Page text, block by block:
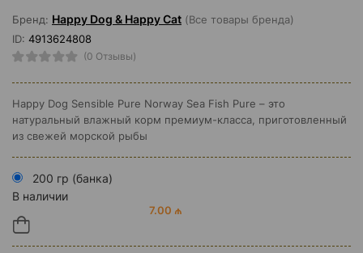
Бренд: Happy Dog & Happy Cat (Все товары бренда)
ID: 4913624808
(0 Отзывы)
Happy Dog Sensible Pure Norway Sea Fish Pure – это
натуральный влажный корм премиум-класса, приготовленный
из свежей морской рыбы
200 гр (банка)
В наличии
7.00 ₼